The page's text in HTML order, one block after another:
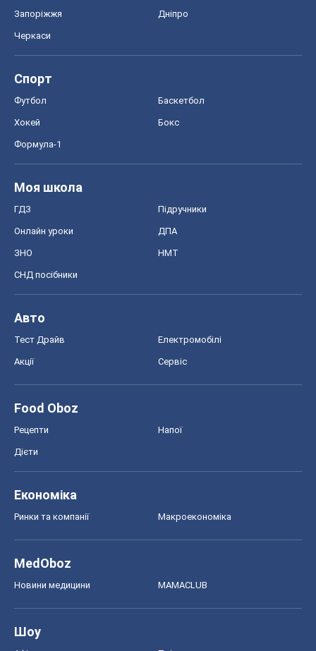
Запоріжжя Дніпро
Черкаси
Спорт
Футбол Баскетбол
Хокей Бокс
Формула-1
Моя школа
ГДЗ Підручники
Онлайн уроки ДПА
ЗНО НМТ
СНД посібники
Авто
Тест Драйв Електромобілі
Акції Сервіс
Food Oboz
Рецепти Напої
Дієти
Економіка
Ринки та компанії Макроекономіка
MedOboz
Новини медицини MAMACLUB
Шоу